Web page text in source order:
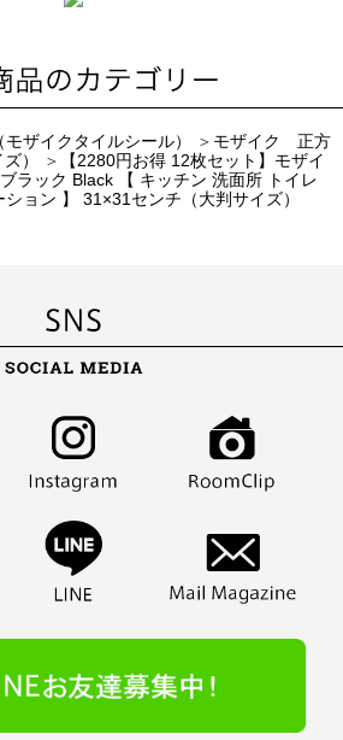
ザイクタイルシール） ＞ モザイク 正方
）
＞
【2280円お得 12枚セット】モザイ
ラック Black 【 キッチン 洗面所 トイレ
ョン 】 31×31センチ（大判サイズ）